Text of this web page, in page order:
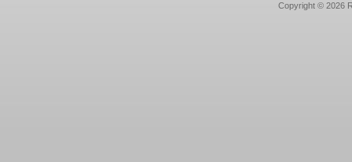
Copyright © 2026